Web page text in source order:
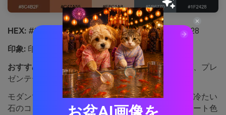
HEX: #8c4b2f #c47a55 #e6c1a8 #5b6770 #1f2428
印象: 印象: モダン、バランス、建築的
おすすめ用途:
用途: 製品UI、テックブランディング、プレ
ゼンテーション
モダンで建築的なこのパレットは、磨かれた金属と冷たい
石のコントラストを感じさせます。カッパーがスレート色